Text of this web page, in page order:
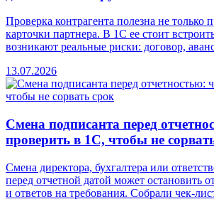
Проверка контрагента полезна не только
карточки партнера. В 1С ее стоит
возникают реальные риски: договор,
13.07.2026
Смена подписанта перед
проверить в 1С, чтобы не
Смена директора, бухгалтера или
перед отчетной датой может остановить
и ответов на требования. Собрали чек-